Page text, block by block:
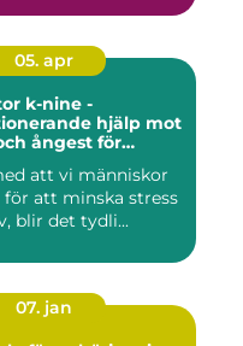
05. apr
k-nine -
hjälp mot
ångest för
att vi människor
för att minska stress
blir det tydli...
07. jan